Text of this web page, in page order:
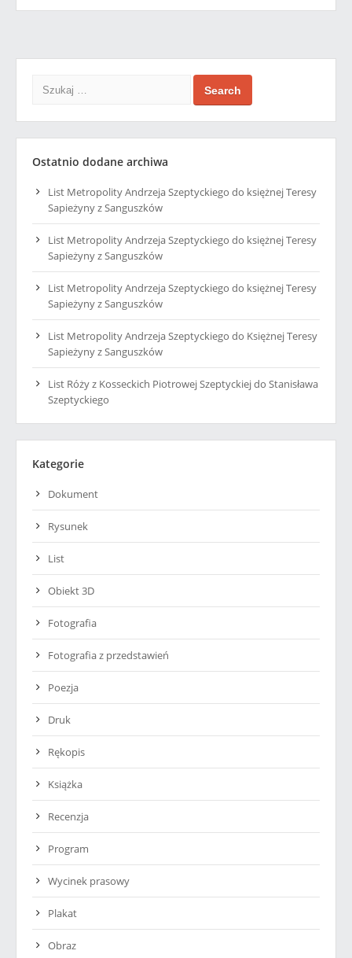
Search
Ostatnio dodane archiwa
List Metropolity Andrzeja Szeptyckiego do księżnej Teresy
Sapieżyny z Sanguszków
List Metropolity Andrzeja Szeptyckiego do księżnej Teresy
Sapieżyny z Sanguszków
List Metropolity Andrzeja Szeptyckiego do księżnej Teresy
Sapieżyny z Sanguszków
List Metropolity Andrzeja Szeptyckiego do Księżnej Teresy
Sapieżyny z Sanguszków
List Róży z Kosseckich Piotrowej Szeptyckiej do Stanisława
Szeptyckiego
Kategorie
Dokument
Rysunek
List
Obiekt 3D
Fotografia
Fotografia z przedstawień
Poezja
Druk
Rękopis
Książka
Recenzja
Program
Wycinek prasowy
Plakat
Obraz